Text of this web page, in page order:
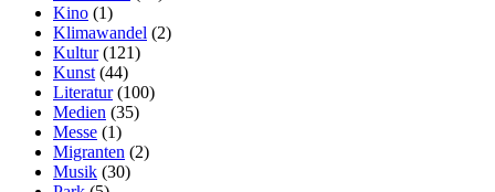
Kino (1)
Klimawandel (2)
Kultur(121)
Kunst (44)
Literatur(100)
Medien (35)
Messe (1)
Migranten (2)
Musik (30)